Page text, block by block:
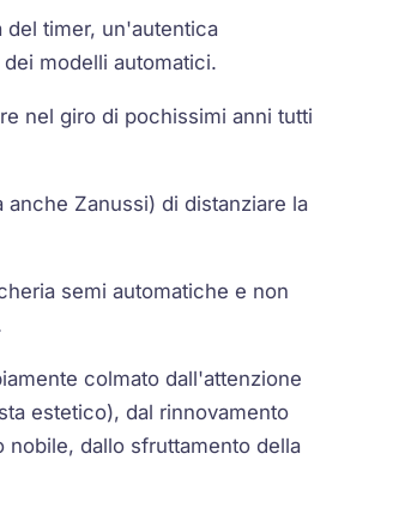
del timer, un'autentica
modelli automatici.
nel giro di pochissimi anni tutti
anche Zanussi) di distanziare la
semi automatiche e non
colmato dall'attenzione
estetico), dal rinnovamento
dallo sfruttamento della